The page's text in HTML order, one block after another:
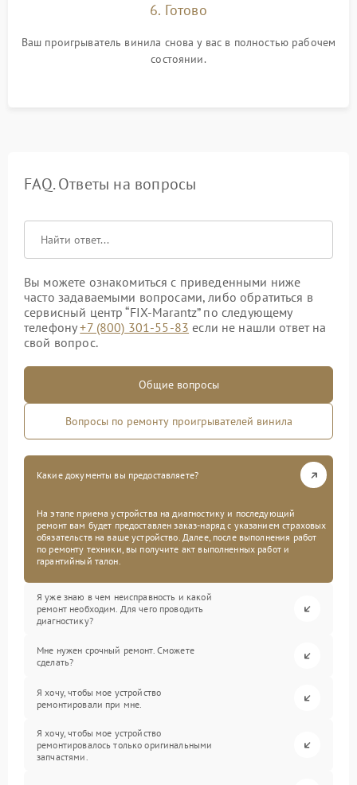
6. Готово
Ваш проигрыватель винила снова у вас в полностью рабочем
состоянии.
FAQ. Ответы на вопросы
Вы можете ознакомиться с приведенными ниже
часто задаваемыми вопросами, либо обратиться в
сервисный центр “FIX-Marantz” по следующему
телефону+7 (800) 301-55-83 если не нашли ответ на
свой вопрос.
Общие вопросы
Вопросы по ремонту проигрывателей винила
Какие документы вы предоставляете?
На этапе приема устройства на диагностику и последующий
ремонт вам будет предоставлен заказ-наряд с указанием страховых
обязательств на ваше устройство. Далее, после выполнения работ
по ремонту техники, вы получите акт выполненных работ и
гарантийный талон.
Я уже знаю в чем неисправность и какой
ремонт необходим. Для чего проводить
диагностику?
Мне нужен срочный ремонт. Сможете
сделать?
Я хочу, чтобы мое устройство
ремонтировали при мне.
Я хочу, чтобы мое устройство
ремонтировалось только оригинальными
запчастями.